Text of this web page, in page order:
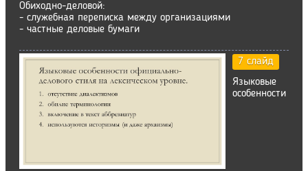
Обиходно-деловой:
- служебная переписка между организациями
- частные деловые бумаги
7 слайд
Языковые
особенности